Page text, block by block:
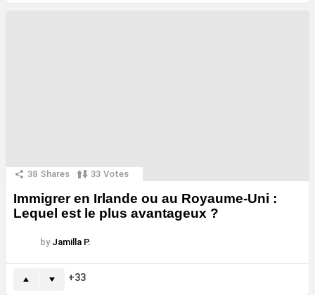
38 Shares 33 Votes
Immigrer en Irlande ou au Royaume-Uni :
Lequel est le plus avantageux ?
by Jamilla P.
33